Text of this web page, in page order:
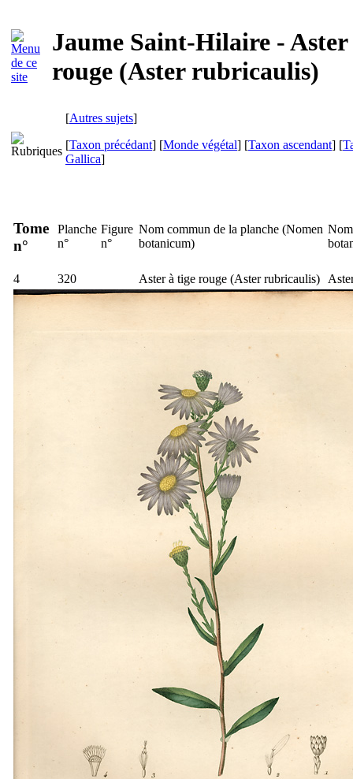
Jaume Saint-Hilaire - Aster
rouge (Aster rubricaulis)
[Autres sujets]
[Taxon précédant] [Monde végétal] [Taxon ascendant] [
Gallica]
Tome
n°
Planche
n°
Figure
n°
Nom commun de la planche (Nomen
botanicum)
4 320 Aster à tige rouge (Aster rubricaulis)